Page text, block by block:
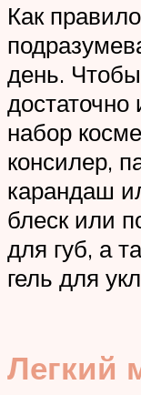
Как
день. Чтобы
набор
консилер,
карандаш
блеск или
для губ, а
гель для
Легкий